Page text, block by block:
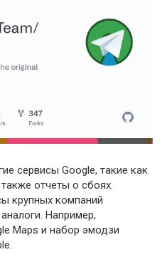
сервисы Google, такие как
отчеты о сбоях.
крупных компаний
Например,
Maps и набор эмодзи